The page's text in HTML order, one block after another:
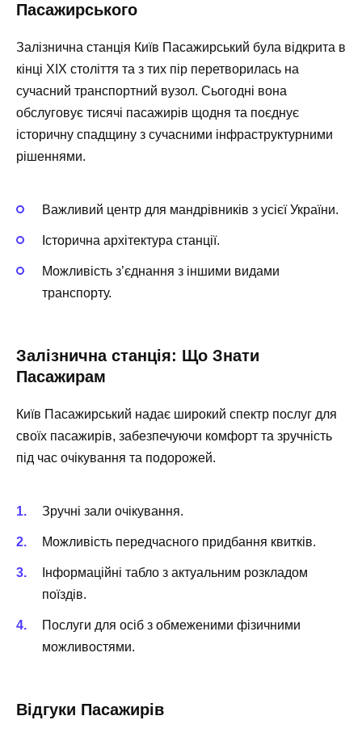
Пасажирського
Залізнична станція Київ Пасажирський була відкрита в
кінці XIX століття та з тих пір перетворилась на
сучасний транспортний вузол. Сьогодні вона
обслуговує тисячі пасажирів щодня та поєднує
історичну спадщину з сучасними інфраструктурними
рішеннями.
Важливий центр для мандрівників з усієї України.
Історична архітектура станції.
Можливість з’єднання з іншими видами
транспорту.
Залізнична станція: Що Знати
Пасажирам
Київ Пасажирський надає широкий спектр послуг для
своїх пасажирів, забезпечуючи комфорт та зручність
під час очікування та подорожей.
Зручні зали очікування.
Можливість передчасного придбання квитків.
Інформаційні табло з актуальним розкладом
поїздів.
Послуги для осіб з обмеженими фізичними
можливостями.
Відгуки Пасажирів